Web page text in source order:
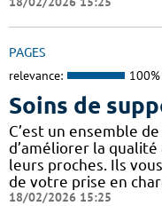
PAGES
relevance: 100%
Soins de
C’est un ensemble
d’améliorer la
leurs proches. Ils
de votre prise en
18/02/2026 15:25